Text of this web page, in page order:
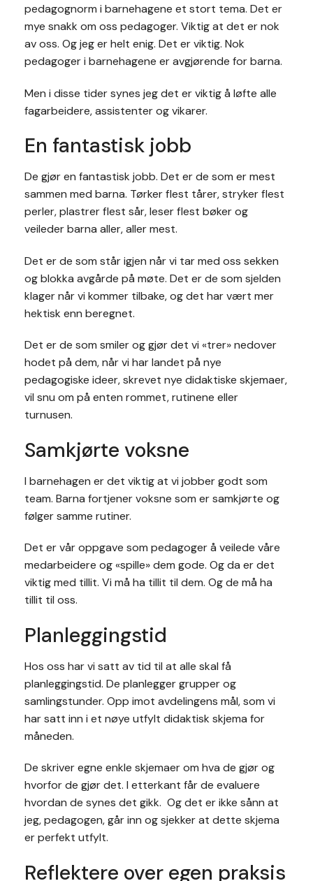
pedagognorm i barnehagene et stort tema. Det er
mye snakk om oss pedagoger. Viktig at det er nok
av oss. Og jeg er helt enig. Det er viktig. Nok
pedagoger i barnehagene er avgjørende for barna.
Men i disse tider synes jeg det er viktig å løfte alle
fagarbeidere, assistenter og vikarer.
En fantastisk jobb
De gjør en fantastisk jobb. Det er de som er mest
sammen med barna. Tørker flest tårer, stryker flest
perler, plastrer flest sår, leser flest bøker og
veileder barna aller, aller mest.
Det er de som står igjen når vi tar med oss sekken
og blokka avgårde på møte. Det er de som sjelden
klager når vi kommer tilbake, og det har vært mer
hektisk enn beregnet.
Det er de som smiler og gjør det vi «trer» nedover
hodet på dem, når vi har landet på nye
pedagogiske ideer, skrevet nye didaktiske skjemaer,
vil snu om på enten rommet, rutinene eller
turnusen.
Samkjørte voksne
I barnehagen er det viktig at vi jobber godt som
team. Barna fortjener voksne som er samkjørte og
følger samme rutiner.
Det er vår oppgave som pedagoger å veilede våre
medarbeidere og «spille» dem gode. Og da er det
viktig med tillit. Vi må ha tillit til dem. Og de må ha
tillit til oss.
Planleggingstid
Hos oss har vi satt av tid til at alle skal få
planleggingstid. De planlegger grupper og
samlingstunder. Opp imot avdelingens mål, som vi
har satt inn i et nøye utfylt didaktisk skjema for
måneden.
De skriver egne enkle skjemaer om hva de gjør og
hvorfor de gjør det. I etterkant får de evaluere
hvordan de synes det gikk. Og det er ikke sånn at
jeg, pedagogen, går inn og sjekker at dette skjema
er perfekt utfylt.
Reflektere over egen praksis